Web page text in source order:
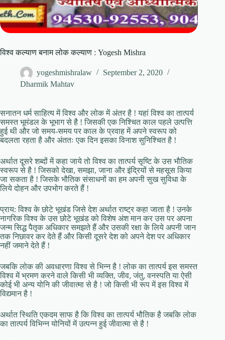
विश्व कल्याण बनाम लोक कल्याण : Yogesh Mishra
yogeshmishralaw
September 2, 2020
Dharmik Mahtav
सनातन धर्म साहित्य में विश्व और लोक में अंतर है ! यहां विश्व का तात्पर्य
समस्त भूमंडल के भूभाग से है ! जिसकी एक निश्चित काल पहले उत्पत्ति
हुई थी और जो समय-समय पर काल के प्रवाह में अपने स्वरूप को
बदलता रहता है और अंततः एक दिन इसका विनाश सुनिश्चित है !
अर्थात दूसरे शब्दों में कहा जाये तो विश्व का तात्पर्य सृष्टि के उस भौतिक
स्वरूप से है ! जिसको देखा, समझा, जाना और इंद्रियों से महसूस किया
जा सकता है ! जिसके भौतिक संसाधनों का हम अपनी सुख सुविधा के
लिये दोहन और उपभोग करते हैं !
प्राय: विश्व के छोटे भूखंड जिसे देश अर्थात राष्ट्र कहा जाता है ! उनके
नागरिक विश्व के उस छोटे भूखंड को विशेष अंश मान कर उस पर अपना
जन्म सिद्ध पैतृक अधिकार समझते हैं और उसकी रक्षा के लिये अपनी जान
तक निछावर कर देते हैं और किसी दूसरे देश को अपने देश पर अधिकार
नहीं जमाने देते हैं !
जबकि लोक की अवधारणा विश्व से भिन्न है ! लोक का तात्पर्य इस समस्त
विश्व में भ्रमण करने वाले किसी भी व्यक्ति, जीव, जंतु, वनस्पति या ऐसी
कोई भी अन्य योनि की जीवात्मा से है ! जो किसी भी रूप में इस विश्व में
विद्यमान है !
अर्थात स्थिति एकदम साफ है कि विश्व का तात्पर्य भौतिक है जबकि लोक
का तात्पर्य विभिन्न योनियों में उत्पन्न हुई जीवात्मा से है !